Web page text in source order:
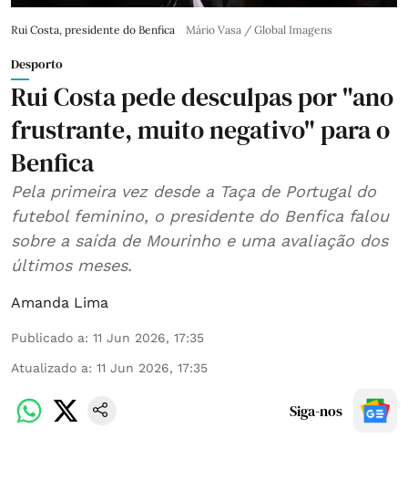
Rui Costa, presidente do Benfica Mário Vasa / Global Imagens
Desporto
Rui Costa pede desculpas por "ano
frustrante, muito negativo" para o
Benfica
Pela primeira vez desde a Taça de Portugal do
futebol feminino, o presidente do Benfica falou
sobre a saída de Mourinho e uma avaliação dos
últimos meses.
Amanda Lima
Publicado a: 11 Jun 2026, 17:35
Atualizado a: 11 Jun 2026, 17:35
Siga-nos